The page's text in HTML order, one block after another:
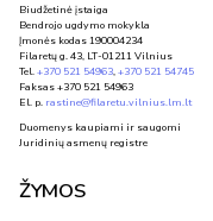
Biudžetinė įstaiga
Bendrojo ugdymo mokykla
Įmonės kodas 190004234
Filaretų g. 43, LT-01211 Vilnius
Tel.+370 521 54963,+370 521 54745
Faksas +370 521 54963
El. p. rastine@filaretu.vilnius.lm.lt
Duomenys kaupiami ir saugomi
Juridinių asmenų registre
ŽYMOS